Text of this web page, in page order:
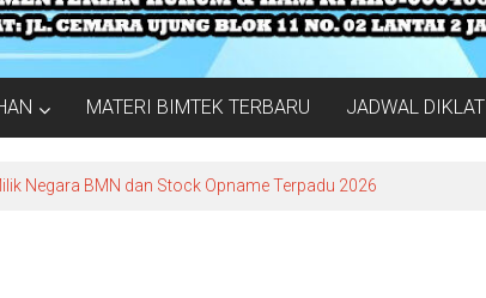
MATERI BIMTEK TERBARU JADWAL DIKLAT
Negara BMN dan Stock Opname Terpadu 2026